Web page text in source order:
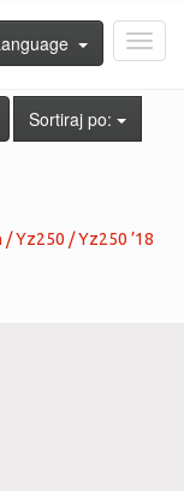
Sortiraj po:
Yz250 / Yz250 ’18